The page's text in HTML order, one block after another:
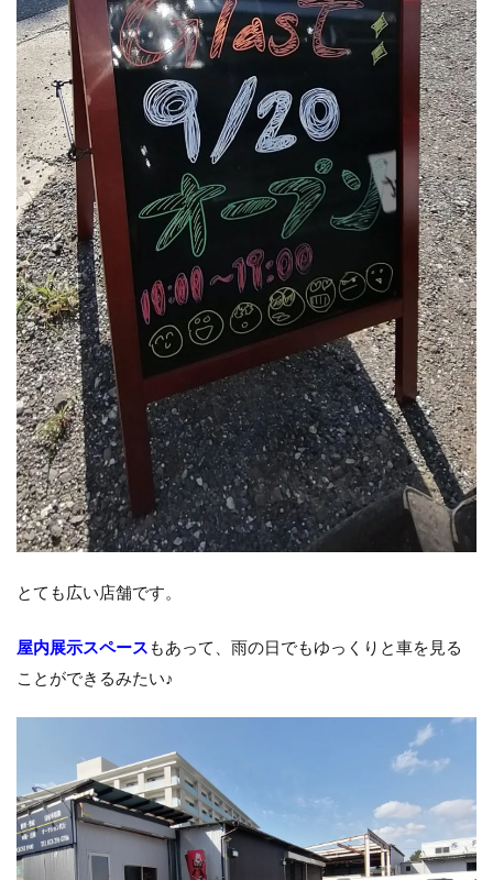
とても広い店舗です。
屋内展示スペースもあって、雨の日でもゆっくりと車を見る
ことができるみたい♪